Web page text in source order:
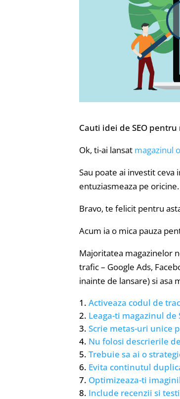
Cauti idei de SEO
Ok, ti-ai lansat magazinul
Sau poate ai investit ceva
entuziasmeaza pe oricine.
Bravo, te felicit pentru
Acum ia o mica pauza
Majoritatea magazinelor
trafic – Google Ads,
inainte de lansare) si asa
Activeaza codul de
Leaga-ti magazinul de
Scrie metas-uri unice
Nu folosi descrierile
Trebuie sa ai o
Evita continutul
Optimizeaza-ti
Include recenzii si